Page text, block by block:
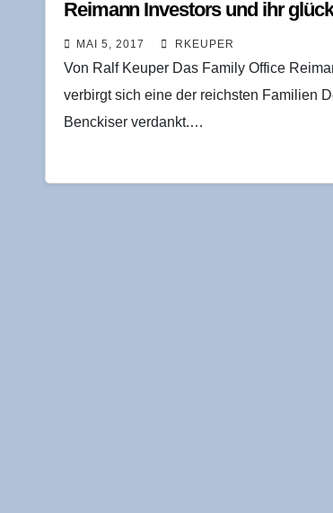
Rei­mann Inves­tors und ihr
MAI 5, 2017 RKEUPER
Von Ralf Keuper Das Family Office
verbirgt sich eine der reichsten Familien
Benckiser verdankt.…